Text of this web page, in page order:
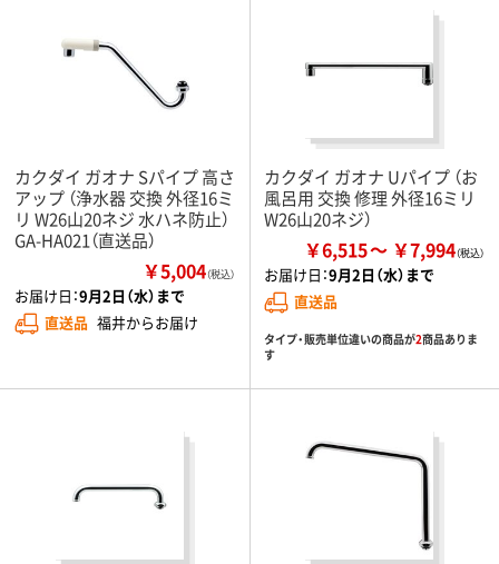
カクダイ ガオナ Sパイプ 高さ
アップ （浄水器 交換 外径16ミ
リ W26山20ネジ 水ハネ防止）
GA-HA021（直送品）
￥5,004（税込）
お届け日：9月2日（水）まで
直送品 福井からお届け
カクダイ ガオナ Uパイプ （お
風呂用 交換 修理 外径16ミリ
W26山20ネジ）
￥6,515 ￥7,994
お届け日：9月2日（水）まで
直送品
タイプ・販売単位違いの商品が2商品ありま
す